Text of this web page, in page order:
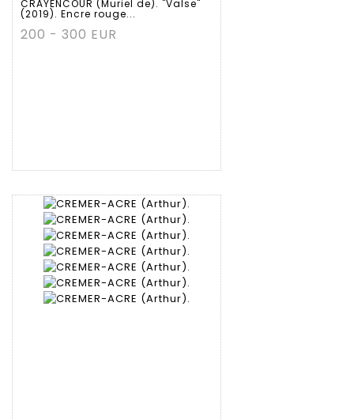
fiche
CRAYENCOUR (Muriel de). "Valse"
(2019). Encre rouge...
200 - 300 EUR